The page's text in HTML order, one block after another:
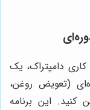
دامپتراک، یک
(تعویض روغن،
کنید. این برنامه